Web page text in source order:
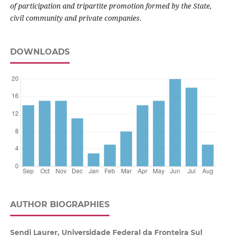
of participation and tripartite promotion formed by the State,
civil community and private companies.
DOWNLOADS
AUTHOR BIOGRAPHIES
Sendi Laurer, Universidade Federal da Fronteira Sul